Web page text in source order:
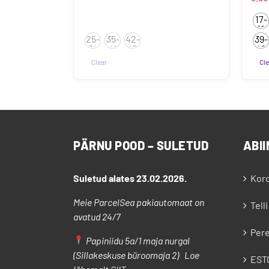
25-
34
35-
41
42-
47
Clear
17-
19
39-
42
teha
PÄRNU POOD – SULETUD
Suletud alates 23.02.2026.
Meie ParcelSea pakiautomaat on
avatud 24/7
Papiniidu 5a/1 maja nurgal
(Sillakeskuse büroomaja 2) Loe